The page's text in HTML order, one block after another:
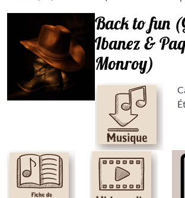
Back to fun
Ibanez &
Monroy)